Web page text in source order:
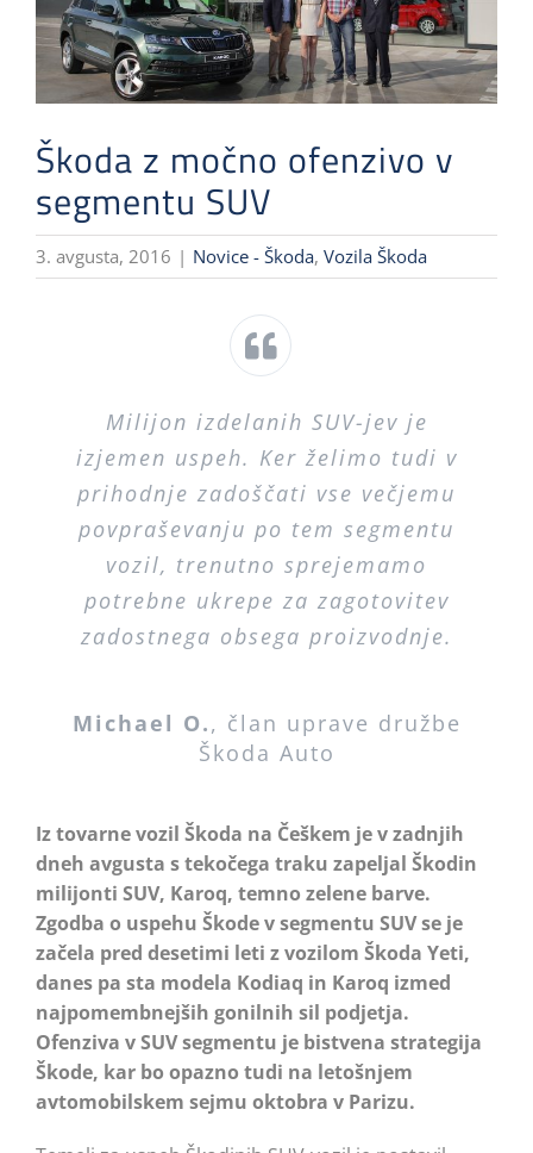
Škoda z močno ofenzivo v
segmentu SUV
3. avgusta, 2016 | Novice - Škoda, Vozila Škoda
Milijon izdelanih SUV-jev je
izjemen uspeh. Ker želimo tudi v
prihodnje zadoščati vse večjemu
povpraševanju po tem segmentu
vozil, trenutno sprejemamo
potrebne ukrepe za zagotovitev
zadostnega obsega proizvodnje.
Michael O., član uprave družbe
Škoda Auto
Iz tovarne vozil Škoda na Češkem je v zadnjih
dneh avgusta s tekočega traku zapeljal Škodin
milijonti SUV, Karoq, temno zelene barve.
Zgodba o uspehu Škode v segmentu SUV se je
začela pred desetimi leti z vozilom Škoda Yeti,
danes pa sta modela Kodiaq in Karoq izmed
najpomembnejših gonilnih sil podjetja.
Ofenziva v SUV segmentu je bistvena strategija
Škode, kar bo opazno tudi na letošnjem
avtomobilskem sejmu oktobra v Parizu.